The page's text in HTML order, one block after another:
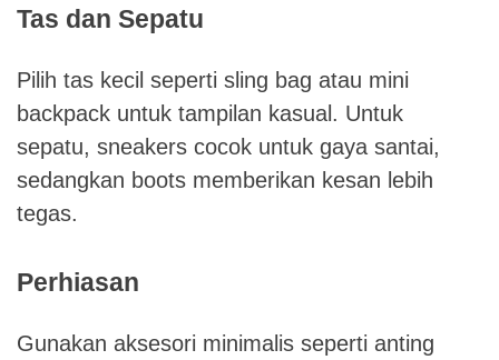
Tas dan Sepatu
Pilih tas kecil seperti sling bag atau mini
backpack untuk tampilan kasual. Untuk
sepatu, sneakers cocok untuk gaya santai,
sedangkan boots memberikan kesan lebih
tegas.
Perhiasan
Gunakan aksesori minimalis seperti anting